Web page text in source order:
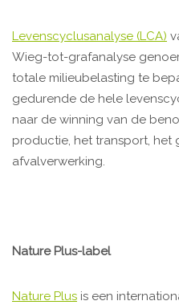
Levenscyclusanalyse (LCA)
Wieg-tot-grafanalyse
totale milieubelasting te
gedurende de hele
naar de winning van de
productie, het transport, het
afvalverwerking.
Nature Plus-label
Nature Plus is een